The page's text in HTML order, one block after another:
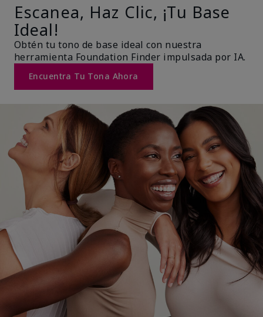
Escanea, Haz Clic, ¡Tu Base
Ideal!
Obtén tu tono de base ideal con nuestra
herramienta Foundation Finder impulsada por IA.
Encuentra Tu Tona Ahora